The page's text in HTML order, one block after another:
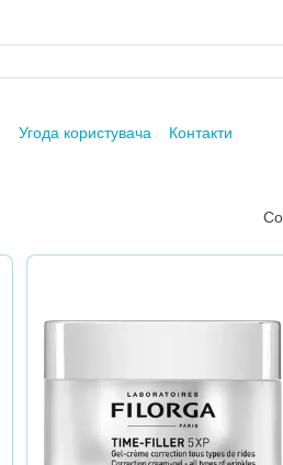
Угода користувача Контакти